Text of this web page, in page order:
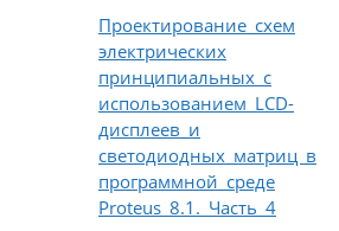
Проектирование схем
электрических
принципиальных с
использованием LCD-
дисплеев и
светодиодных матриц в
программной среде
Proteus 8.1. Часть 4